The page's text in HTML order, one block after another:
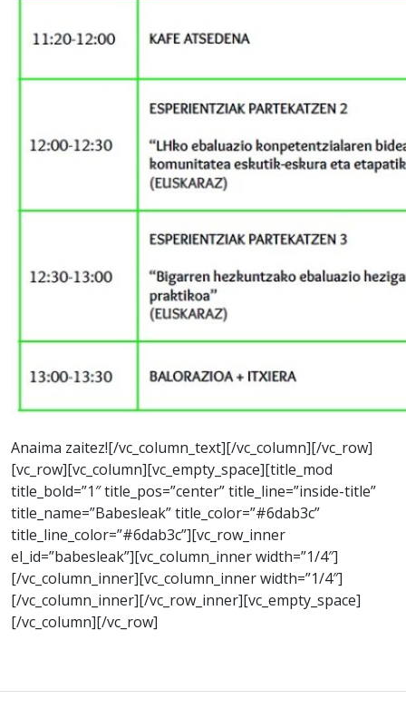
Anaima zaitez![/vc_column_text][/vc_column][/vc_row]
[vc_row][vc_column][vc_empty_space][title_mod
title_bold=”1″ title_pos=”center” title_line=”inside-title”
title_name=”Babesleak” title_color=”#6dab3c”
title_line_color=”#6dab3c”][vc_row_inner
el_id=”babesleak”][vc_column_inner width=”1/4″]
[/vc_column_inner][vc_column_inner width=”1/4″]
[/vc_column_inner][/vc_row_inner][vc_empty_space]
[/vc_column][/vc_row]